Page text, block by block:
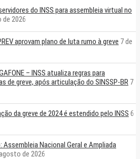
do INSS para assembleia virtual no
de 2026
aprovam plano de luta rumo à greve 7 de
– INSS atualiza regras para
de greve, após articulação do SINSSP-BR 7
da greve de 2024 é estendido pelo INSS 6
Nacional Geral e Ampliada
de 2026